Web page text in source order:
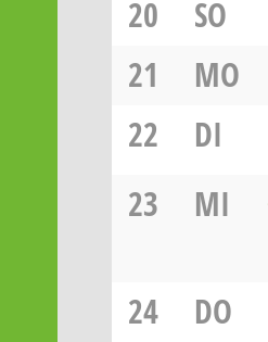
20
SO
21
MO
22
DI
23 MI
24 DO